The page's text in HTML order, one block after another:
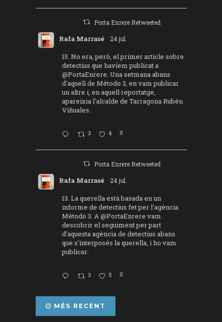
Porta Enrere Retweeted
Rafa Marrasé 24 jul.
15. No era, però, el primer article sobre
detectius que havíem publicat a
@PortaEnrere. Una setmana abans
d'aquell de Método 3, en vam publicar
un altre i, en aquell reportatge,
apareixia l'alcalde de Tarragona Rubén
Viñuales.
3 4 X
Porta Enrere Retweeted
Rafa Marrasé 24 jul.
13. La querella està basada en un
informe de detectius fet per l'agència
Método 3. A@PortaEnrere vam
descobrir el seguiment per part
d'aquesta agència de detectius abans
que s'interposés la querella, i ho vam
publicar:
3 5 X
MÉS RECENT